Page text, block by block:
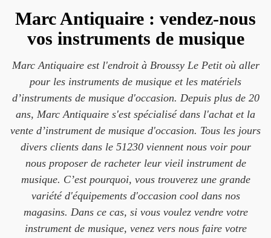
Marc Antiquaire : vendez-nous
vos instruments de musique
Marc Antiquaire est l'endroit à Broussy Le Petit où aller
pour les instruments de musique et les matériels
d’instruments de musique d'occasion. Depuis plus de 20
ans, Marc Antiquaire s'est spécialisé dans l'achat et la
vente d’instrument de musique d'occasion. Tous les jours
divers clients dans le 51230 viennent nous voir pour
nous proposer de racheter leur vieil instrument de
musique. C’est pourquoi, vous trouverez une grande
variété d'équipements d'occasion cool dans nos
magasins. Dans ce cas, si vous voulez vendre votre
instrument de musique, venez vers nous faire votre